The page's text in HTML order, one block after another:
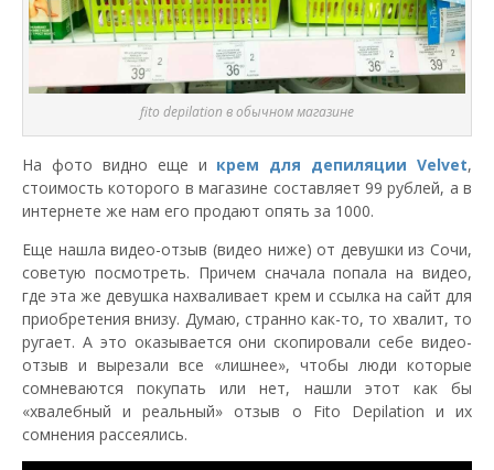
fito depilation в обычном магазине
На фото видно еще и крем для депиляции Velvet,
стоимость которого в магазине составляет 99 рублей, а в
интернете же нам его продают опять за 1000.
Еще нашла видео-отзыв (видео ниже) от девушки из Сочи,
советую посмотреть. Причем сначала попала на видео,
где эта же девушка нахваливает крем и ссылка на сайт для
приобретения внизу. Думаю, странно как-то, то хвалит, то
ругает. А это оказывается они скопировали себе видео-
отзыв и вырезали все «лишнее», чтобы люди которые
сомневаются покупать или нет, нашли этот как бы
«хвалебный и реальный» отзыв о Fito Depilation и их
сомнения рассеялись.